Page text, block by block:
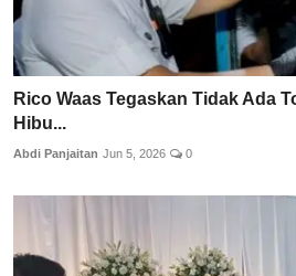
Rico Waas Tegaskan Tidak Ada
Hibu...
Abdi Panjaitan Jun 5, 2026 0